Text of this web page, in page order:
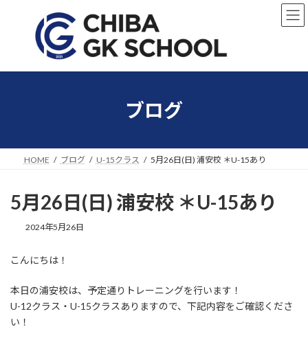
へ
ョ
ブログ
HOME ブログ U-15クラス 5月26日(日) 浦安校 ＊U-15あり
5月26日(日) 浦安校 ＊U-15あり
2024年5月26日
こんにちは！
本日の浦安校は、予定通りトレーニングを行います！
U-12クラス・U-15クラスありますので、下記内容をご確認くださ
い！